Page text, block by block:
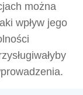
można
wpływ jego